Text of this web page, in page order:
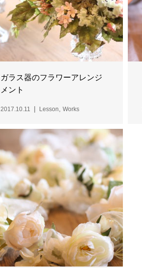
ガラス器のフラワーアレンジ
メント
2017.10.11 Lesson Works